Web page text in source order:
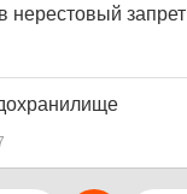
нерестовый запрет